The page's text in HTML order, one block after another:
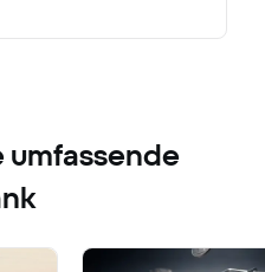
umfassende